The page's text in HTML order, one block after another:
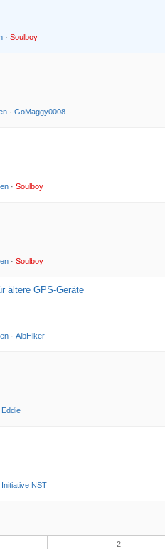
· Soulboy
· GoMaggy0008
· Soulboy
· Soulboy
ältere GPS-Geräte
· AlbHiker
Eddie
Initiative NST
2